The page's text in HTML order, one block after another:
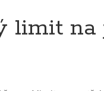
limit na